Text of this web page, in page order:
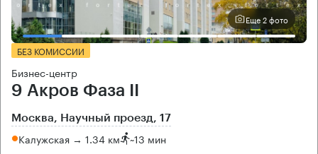
Еще 2 фото
БЕЗ КОМИССИИ
Бизнес-центр
9 Акров Фаза II
Москва, Научный проезд, 17
Калужская → 1.34 км ~13 мин